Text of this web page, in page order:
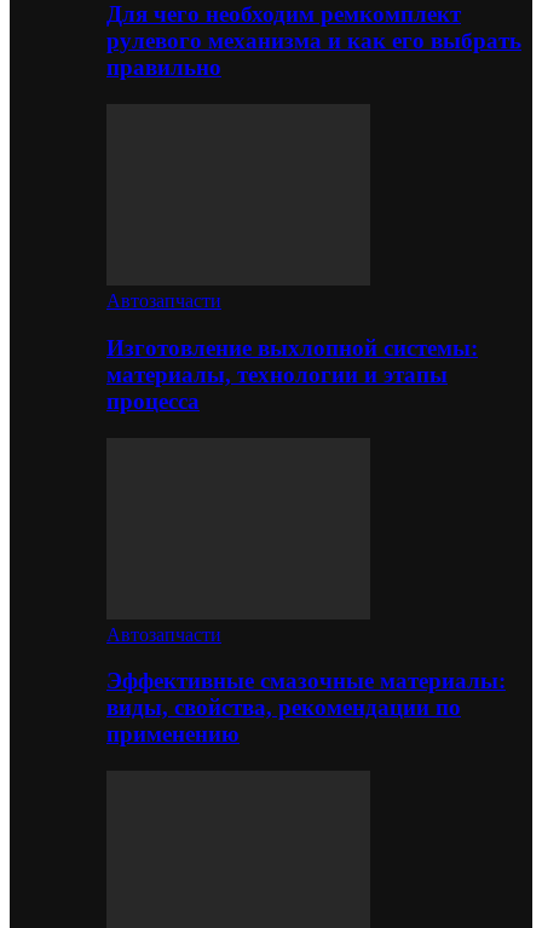
Для чего необходим ремкомплект
рулевого механизма и как его выбрать
правильно
Автозапчасти
Изготовление выхлопной системы:
материалы, технологии и этапы
процесса
Автозапчасти
Эффективные смазочные материалы:
виды, свойства, рекомендации по
применению